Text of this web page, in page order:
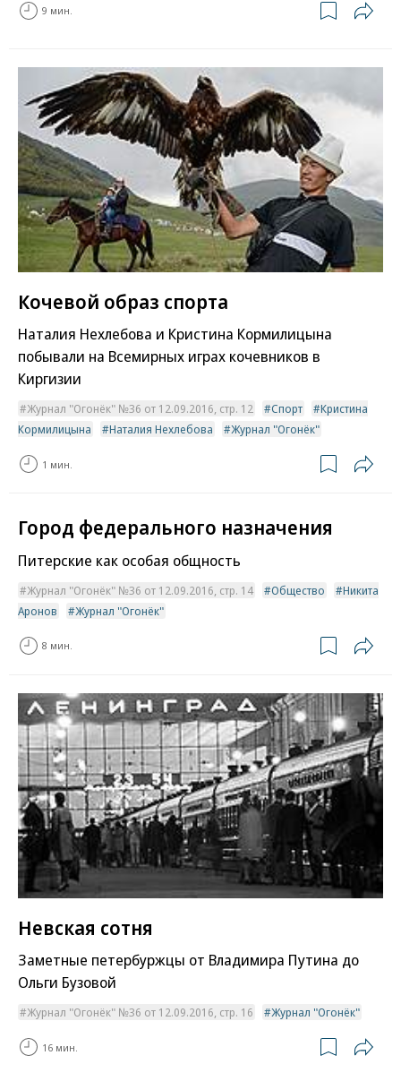
9 мин.
Кочевой образ спорта
Наталия Нехлебова и Кристина Кормилицына
побывали на Всемирных играх кочевников в
Киргизии
Журнал "Огонёк" №36 от 12.09.2016, стр. 12 Спорт
Кристина
Кормилицына
Наталия Нехлебова Журнал "Огонёк"
1 мин.
Город федерального назначения
Питерские как особая общность
Журнал "Огонёк" №36 от 12.09.2016, стр. 14 Общество
Никита
Аронов
Журнал "Огонёк"
8 мин.
Невская сотня
Заметные петербуржцы от Владимира Путина до
Ольги Бузовой
Журнал "Огонёк" №36 от 12.09.2016, стр. 16 Журнал "Огонёк"
16 мин.